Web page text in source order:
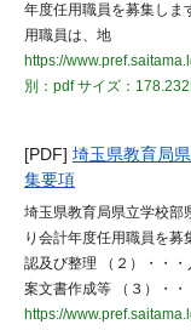
年度任用職員を募集しま
用職員は、地
https://
別：pdfサイズ：
[PDF] 埼玉県教育局
集要項
埼玉県教育局県立学校部
り会計年度任用職員を
認及び整理 （２）・・
案文書作成等 （３）・・
https://